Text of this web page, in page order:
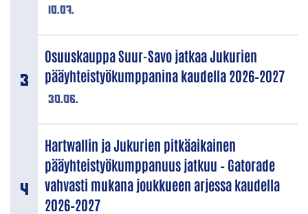
10.07.
30.06.
Osuuskauppa Suur-Savo jatkaa Jukurien
pääyhteistyökumppanina kaudella 2026–2027
Hartwallin ja Jukurien pitkäaikainen
pääyhteistyökumppanuus jatkuu – Gatorade
vahvasti mukana joukkueen arjessa kaudella
2026–2027